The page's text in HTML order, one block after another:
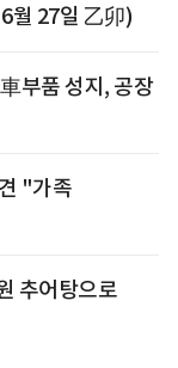
월 27일 乙卯)
부품 성지, 공장
"가족
추어탕으로